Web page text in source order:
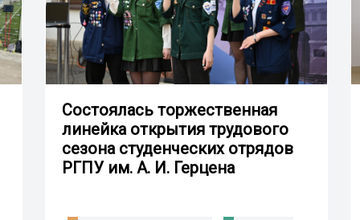
Состоялась торжественная
линейка открытия трудового
сезона студенческих отрядов
РГПУ им. А. И. Герцена